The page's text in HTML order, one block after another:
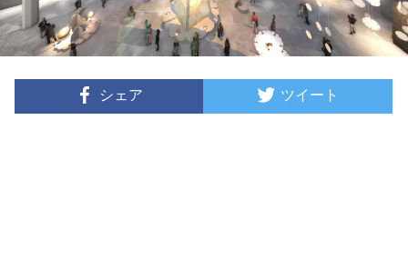
シェア ツイート